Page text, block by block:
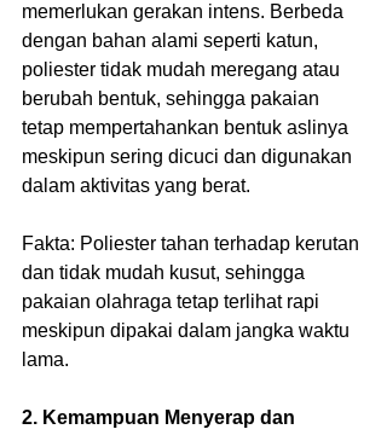
memerlukan gerakan intens. Berbeda
dengan bahan alami seperti katun,
poliester tidak mudah meregang atau
berubah bentuk, sehingga pakaian
tetap mempertahankan bentuk aslinya
meskipun sering dicuci dan digunakan
dalam aktivitas yang berat.
Fakta: Poliester tahan terhadap kerutan
dan tidak mudah kusut, sehingga
pakaian olahraga tetap terlihat rapi
meskipun dipakai dalam jangka waktu
lama.
2. Kemampuan Menyerap dan